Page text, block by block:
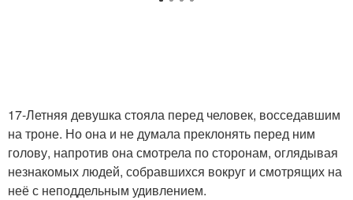
17-Летняя девушка стояла перед человек, восседавшим
на троне. Но она и не думала преклонять перед ним
голову, напротив она смотрела по сторонам, оглядывая
незнакомых людей, собравшихся вокруг и смотрящих на
неё с неподдельным удивлением.